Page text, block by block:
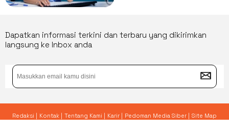
Dapatkan informasi terkini dan terbaru yang dikirimkan
langsung ke Inbox anda
Redaksi | Kontak | Tentang Kami | Karir | Pedoman Media Siber | Site Map